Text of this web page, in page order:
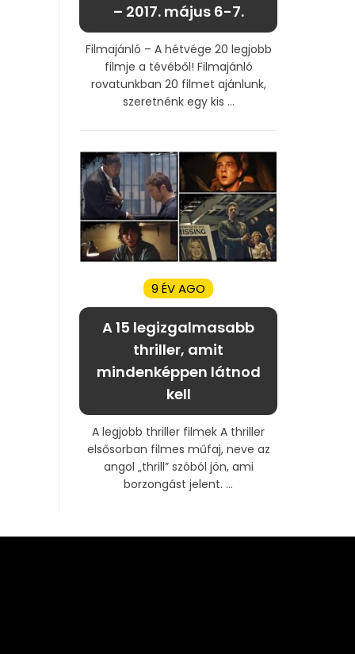
– 2017. május 6-7.
Filmajánló – A hétvége 20 legjobb
filmje a tévéből! Filmajánló
rovatunkban 20 filmet ajánlunk,
szeretnénk egy kis ...
9 ÉV AGO
A 15 legizgalmasabb
thriller, amit
mindenképpen látnod
kell
A legjobb thriller filmek A thriller
elsősorban filmes műfaj, neve az
angol „thrill” szóból jön, ami
borzongást jelent. ...